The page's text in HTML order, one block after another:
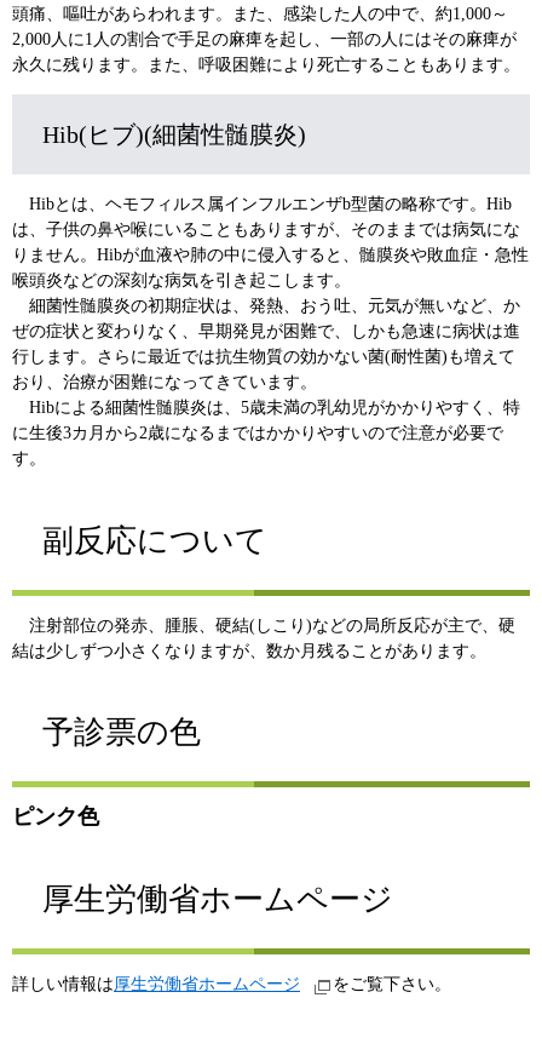
頭痛、嘔吐があらわれます。また、感染した人の中で、約1,000～
2,000人に1人の割合で手足の麻痺を起し、一部の人にはその麻痺が
永久に残ります。また、呼吸困難により死亡することもあります。
Hib(ヒブ)(細菌性髄膜炎)
Hibとは、ヘモフィルス属インフルエンザb型菌の略称です。Hib
は、子供の鼻や喉にいることもありますが、そのままでは病気にな
りません。Hibが血液や肺の中に侵入すると、髄膜炎や敗血症・急性
喉頭炎などの深刻な病気を引き起こします。
細菌性髄膜炎の初期症状は、発熱、おう吐、元気が無いなど、か
ぜの症状と変わりなく、早期発見が困難で、しかも急速に病状は進
行します。さらに最近では抗生物質の効かない菌(耐性菌)も増えて
おり、治療が困難になってきています。
Hibによる細菌性髄膜炎は、5歳未満の乳幼児がかかりやすく、特
に生後3カ月から2歳になるまではかかりやすいので注意が必要で
す。
副反応について
注射部位の発赤、腫脹、硬結(しこり)などの局所反応が主で、硬
結は少しずつ小さくなりますが、数か月残ることがあります。
予診票の色
ピンク色
厚生労働省ホームページ
詳しい情報は厚生労働省ホームページ をご覧下さい。